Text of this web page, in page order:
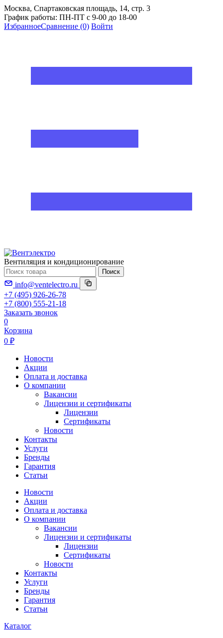
Москва, Спартаковская площадь, 14, стр. 3
График работы: ПН-ПТ с 9-00 до 18-00
ИзбранноеСравнение (0) Войти
Вентиляция и кондиционирование
Поиск
info@ventelectro.ru
+7 (495) 926-26-78
+7 (800) 555-21-18
Заказать звонок
0
Корзина
0 ₽
Новости
Акции
Оплата и доставка
О компании
Вакансии
Лицензии и сертификаты
Лицензии
Сертификаты
Новости
Контакты
Услуги
Бренды
Гарантия
Статьи
Новости
Акции
Оплата и доставка
О компании
Вакансии
Лицензии и сертификаты
Лицензии
Сертификаты
Новости
Контакты
Услуги
Бренды
Гарантия
Статьи
Каталог